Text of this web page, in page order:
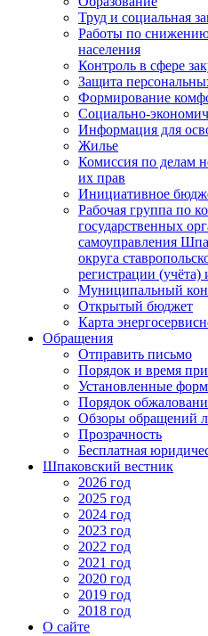
Труд и социальная
Работы по
населения
Контроль в сфере
Защита
Формирование
Социально-
Информация для
Жилье
Комиссия по делам
их прав
Инициативное
Рабочая группа по
государственных
самоуправления
округа
регистрации (учёта)
Муниципальный
Открытый бюджет
Карта
Обращения
Отправить письмо
Порядок и время
Установленные
Порядок
Обзоры обращений
Прозрачность
Бесплатная
Шпаковский вестник
2026 год
2025 год
2024 год
2023 год
2022 год
2021 год
2020 год
2019 год
2018 год
О сайте